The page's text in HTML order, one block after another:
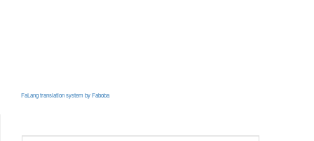
FaLang translation system by Faboba